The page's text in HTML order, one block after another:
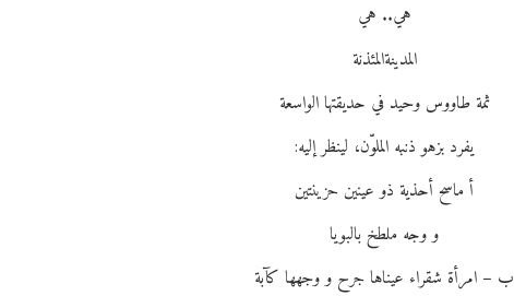
هي.. هي
المدينةالمئذنة
ثمة طاووس وحيد في حديقتها الواسعة
يفرد بزهو ذنبه الملوّن، لينظر إليه:
أ ماسح أحذية ذو عينين حزينتين
و وجه ملطخ بالبويا
ب – امرأة شقراء عيناها جرح و وجهها كآبة